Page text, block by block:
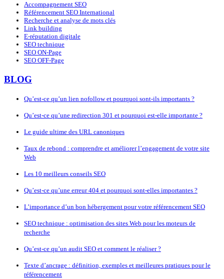
Accompagnement SEO
Référencement SEO International
Recherche et analyse de mots clés
Link building
E-réputation digitale
SEO technique
SEO ON-Page
SEO OFF-Page
BLOG
Qu’est-ce qu’un lien nofollow et pourquoi sont-ils importants ?
Qu’est-ce qu’une redirection 301 et pourquoi est-elle importante ?
Le guide ultime des URL canoniques
Taux de rebond : comprendre et améliorer l’engagement de votre site
Web
Les 10 meilleurs conseils SEO
Qu’est-ce qu’une erreur 404 et pourquoi sont-elles importantes ?
L’importance d’un bon hébergement pour votre référencement SEO
SEO technique : optimisation des sites Web pour les moteurs de
recherche
Qu’est-ce qu’un audit SEO et comment le réaliser ?
Texte d’ancrage : définition, exemples et meilleures pratiques pour le
référencement